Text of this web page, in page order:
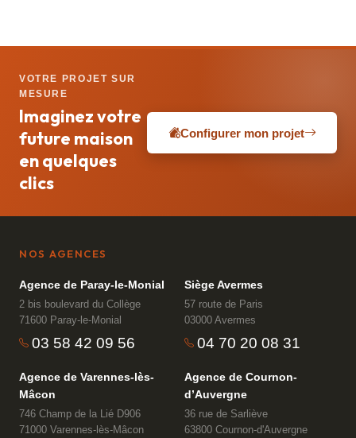
VOTRE PROJET SUR
MESURE
Imaginez votre
future maison
en quelques
clics
Configurer mon projet
NOS AGENCES
Agence de Paray-le-Monial
2 bis boulevard du Collège
71600 Paray-le-Monial
03 58 42 09 56
Siège Avermes
57 route de Paris
03000 Avermes
04 70 20 08 31
Agence de Varennes-lès-
Mâcon
746 Champ de la Lié D906
71000 Varennes-lès-Mâcon
Agence de Cournon-
d’Auvergne
36 rue de Sarliève
63800 Cournon-d'Auvergne